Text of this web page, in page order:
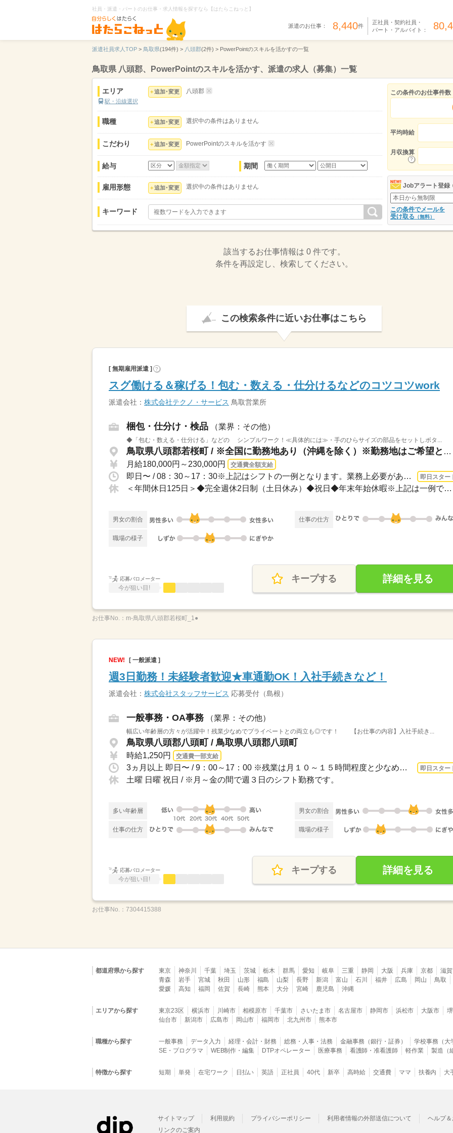
社員・派遣・パートのお仕事・求人情報を探すなら【はたらこねっと】
派遣のお仕事： 8,440件
正社員・契約社員・
パート・アルバイト：
派遣社員求人TOP > 鳥取県(194件) > 八頭郡(2件) > PowerPointのスキルを活かすの一覧
鳥取県 八頭郡、PowerPointのスキルを活かす、派遣の求人（募集）一覧
エリア
駅・沿線選択
追加･変更 八頭郡
職種 追加･変更 選択中の条件はありません
こだわり 追加･変更 PowerPointのスキルを活かす
給与 期間
雇用形態 追加･変更 選択中の条件はありません
キーワード
この条件のお仕事件数
平均時給
月収換算
Jobアラート登録
この条件でメールを
受け取る （無料）
該当するお仕事情報は 0 件です。
条件を再設定し、検索してください。
この検索条件に近いお仕事はこちら
[ 無期雇用派遣 ] ?
スグ働ける＆稼げる！包む・数える・仕分けるなどのコツコツwork
派遣会社： 株式会社テクノ・サービス 鳥取営業所
梱包・仕分け・検品 （業界：その他）
◆「包む・数える・仕分ける」などの シンプルワーク！≪具体的には≫・手のひらサイズの部品をセットしボタ...
鳥取県八頭郡若桜町 / ※全国に勤務地あり（沖縄を除く）※勤務地はご希望と通いやすさ...
月給180,000円～230,000円
交通費全額支給
即日〜 / 08：30～17：30※上記はシフトの一例となります。業務上必要がある場合や配属... 即日スター
＜年間休日125日＞◆完全週休2日制（土日休み）◆祝日◆年末年始休暇※上記は一例です。配...
男女の割合 仕事の仕方
職場の様子
応募バロメーター
今が狙い目!
キープする 詳細を見る
お仕事No.： m-鳥取県八頭郡若桜町_1●
NEW! [ 一般派遣 ]
週3日勤務！未経験者歓迎★車通勤OK！入社手続きなど！
派遣会社： 株式会社スタッフサービス 応募受付（島根）
一般事務・OA事務 （業界：その他）
幅広い年齢層の方々が活躍中！残業少なめでプライベートとの両立も◎です！ 【お仕事の内容】入社手続き...
鳥取県八頭郡八頭町 / 鳥取県八頭郡八頭町
時給1,250円 交通費一部支給
3ヵ月以上 即日〜 / 9：00～17：00 ※残業は月１０～１５時間程度と少なめ。※休憩は６... 即日スター
土曜 日曜 祝日 / ※月～金の間で週３日のシフト勤務です。
多い年齢層 男女の割合
仕事の仕方 職場の様子
応募バロメーター
今が狙い目!
キープする 詳細を見る
お仕事No.： 7304415388
都道府県から探す 東京 神奈川 千葉 埼玉 茨城 栃木 群馬 愛知 岐阜 三重 静岡 大阪 兵庫 京都
滋賀
青森
岩手 宮城 秋田 山形 福島 山梨 長野 新潟 富山 石川 福井 広島 岡山
鳥取
愛媛
高知 福岡 佐賀 長崎 熊本 大分 宮崎 鹿児島 沖縄
エリアから探す 東京23区 横浜市 川崎市 相模原市 千葉市 さいたま市 名古屋市 静岡市 浜松市 大阪市
仙台市
新潟市 広島市 岡山市 福岡市 北九州市 熊本市
職種から探す 一般事務 データ入力 経理・会計・財務 総務・人事・法務 金融事務（銀行・証券）
学校事務（大
SE・プログラマ
WEB制作・編集 DTPオペレーター 医療事務 看護師・准看護師 軽作業 製造（
特徴から探す 短期 単発 在宅ワーク 日払い 英語 正社員 40代 新卒 高時給 交通費 ママ 扶養内 大
サイトマップ 利用規約 プライバシーポリシー 利用者情報の外部送信について
ヘルプ
リンクのご案内